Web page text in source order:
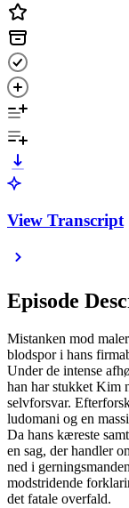
View Transcript
Episode
Mistanken mod
blodspor i hans
Under de intense
han har stukket Kim
selvforsvar.
ludomani og en
Da hans kæreste
en sag, der handler
ned i
modstridende
det fatale overfald.